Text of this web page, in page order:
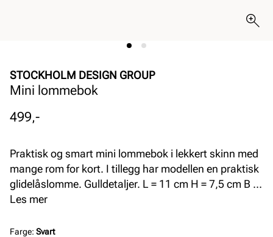
STOCKHOLM DESIGN GROUP
Mini lommebok
Pris
499,-
Praktisk og smart mini lommebok i lekkert skinn med
mange rom for kort. I tillegg har modellen en praktisk
glidelåslomme. Gulldetaljer. L = 11 cm H = 7,5 cm B =
2 cm.
Les mer
Farge: Svart